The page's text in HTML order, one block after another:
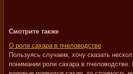
Смотрите также
О роли сахара в пчеловодстве
Пользуясь случаем, хочу сказать
понимании роли сахара в